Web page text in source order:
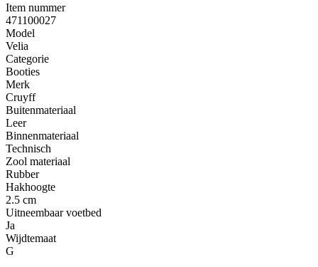
Item nummer
471100027
Model
Velia
Categorie
Booties
Merk
Cruyff
Buitenmateriaal
Leer
Binnenmateriaal
Technisch
Zool materiaal
Rubber
Hakhoogte
2.5 cm
Uitneembaar voetbed
Ja
Wijdtemaat
G